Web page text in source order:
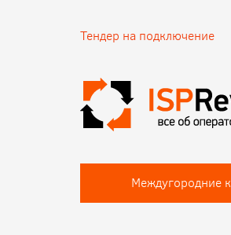
Тендер на подключение
Междугородние